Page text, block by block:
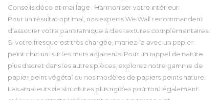
Conseils déco et maillage : Harmoniser votre intérieur
Pour un résultat optimal, nos experts We Wall recommandent
d'associer votre panoramique à des textures complémentaires.
Si votre fresque est très chargée, mariez-la avec un papier
peint chic uni sur les murs adjacents. Pour un rappel de nature
plus discret dans les autres pièces, explorez notre gamme de
papier peint végétal ou nos modèles de papiers peints nature
Les amateurs de structures plus rigides pourront également